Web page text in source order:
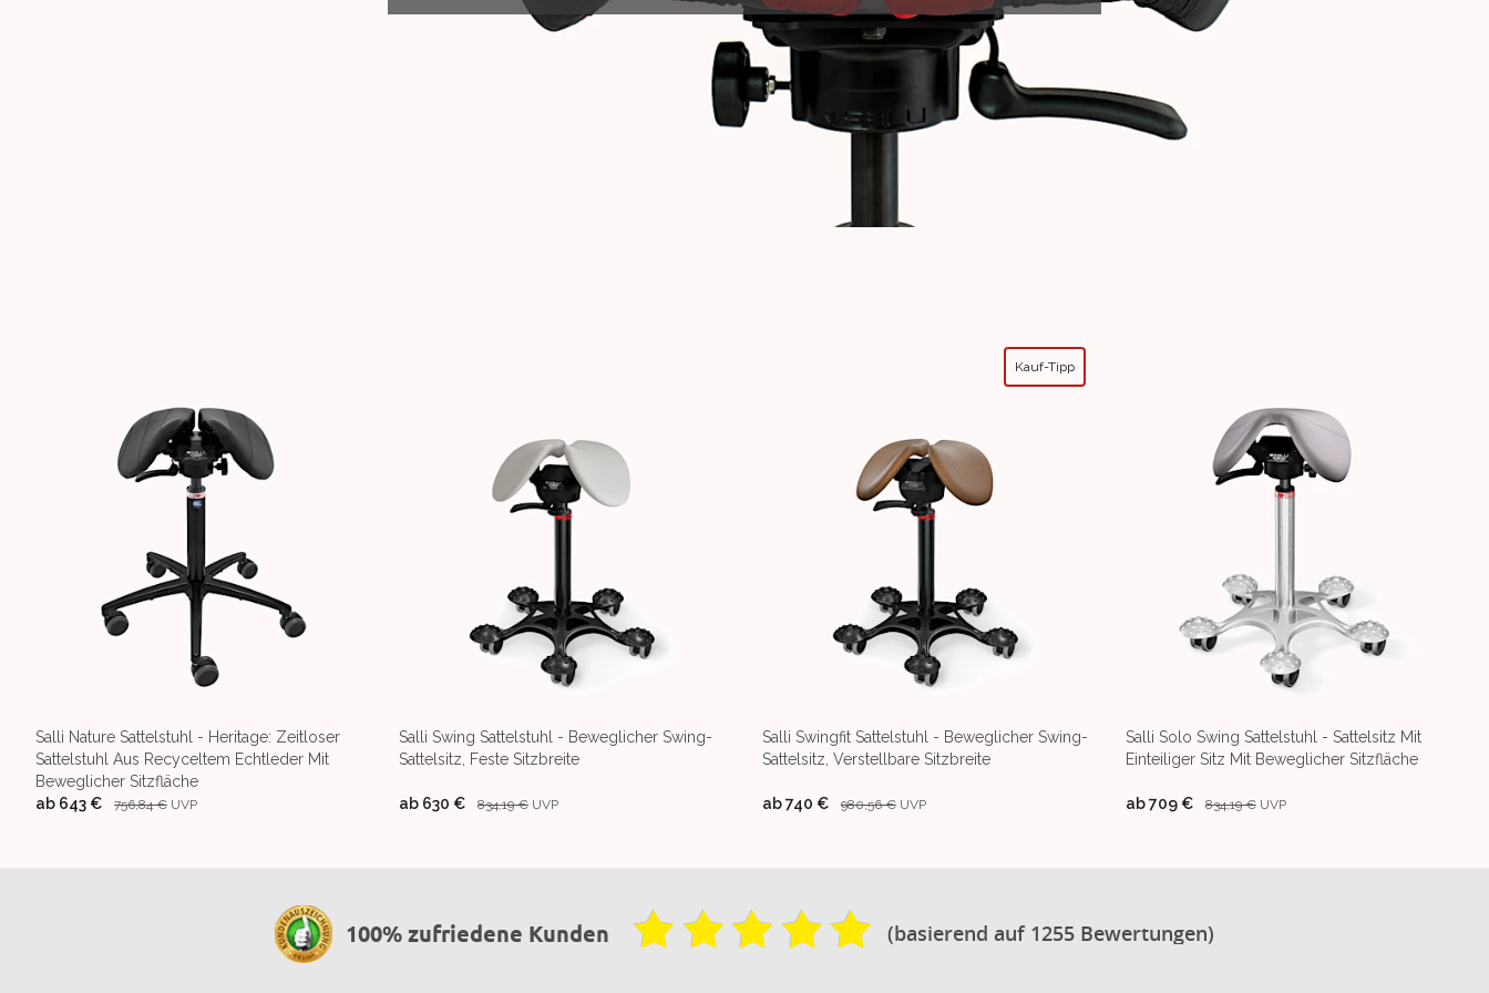
Salli Nature Sattelstuhl - Heritage: Zeitloser
Sattelstuhl Aus Recyceltem Echtleder Mit
Beweglicher Sitzfläche
ab 643 € 756,84 € UVP
Salli Swing Sattelstuhl - Beweglicher Swing-
Sattelsitz, Feste Sitzbreite
ab 630 € 834,19 € UVP
Kauf-Tipp
Salli Swingfit Sattelstuhl - Beweglicher Swing-
Sattelsitz, Verstellbare Sitzbreite
ab740 € 980,56 € UVP
Salli Solo Swing Sattelstuhl - Sattelsitz Mit
Einteiliger Sitz Mit Beweglicher Sitzfläche
ab709 € 834,19 € UVP
100% zufriedene Kunden (basierend auf 1255 Bewertungen)